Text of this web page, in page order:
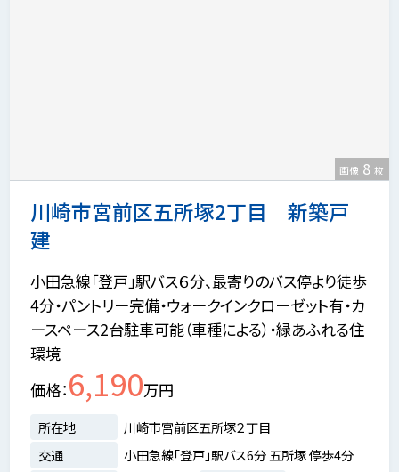
川崎市宮前区五所塚2丁目 新築戸
建
画像 8 枚
小田急線「登戸」駅バス６分、最寄りのバス停より徒歩
4分・パントリー完備・ウォークインクローゼット有・カ
ースペース2台駐車可能（車種による）・緑あふれる住
環境
価格 6,190万円
所在地
川崎市宮前区五所塚２丁目
交通
小田急線「登戸」駅バス6分 五所塚 停歩4分